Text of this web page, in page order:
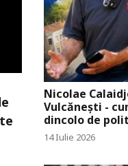
Nicolae
Vulcănești -
dincolo de
14 Iulie 2026